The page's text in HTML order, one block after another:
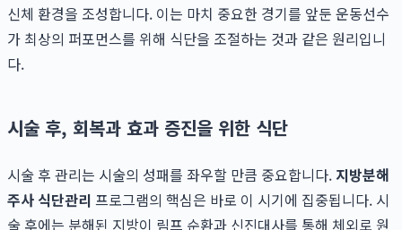
신체 환경을 조성합니다. 이는 마치 중요한 경기를 앞둔 운동선수
가 최상의 퍼포먼스를 위해 식단을 조절하는 것과 같은 원리입니
다.
시술 후, 회복과 효과 증진을 위한 식단
시술 후 관리는 시술의 성패를 좌우할 만큼 중요합니다. 지방분해
주사 식단관리 프로그램의 핵심은 바로 이 시기에 집중됩니다. 시
술 후에는 분해된 지방이 림프 순환과 신진대사를 통해 체외로 원